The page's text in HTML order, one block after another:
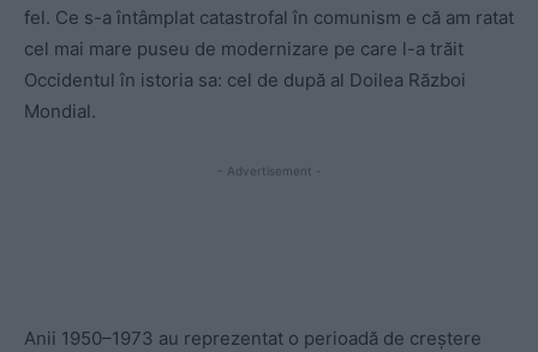
fel. Ce s-a întâmplat catastrofal în comunism e că am ratat
cel mai mare puseu de modernizare pe care l-a trăit
Occidentul în istoria sa: cel de după al Doilea Război
Mondial.
- Advertisement -
Anii 1950–1973 au reprezentat o perioadă de creștere